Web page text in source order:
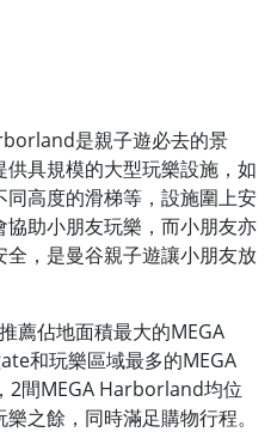
是親子遊必去的景
具規模的大型玩樂設施，如
高度的滑梯等，設施圍上安
助小朋友玩樂，而小朋友亦
，是曼谷親子遊讓小朋友放
薦佔地面積最大的MEGA
和玩樂區域最多的MEGA
間MEGA Harborland均位
之餘，同時滿足購物行程。